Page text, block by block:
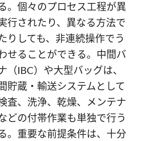
。個々のプロセス工程が異
行されたり、異なる方法で
りしても、非連続操作でう
せることができる。中間バ
（IBC）や大型バッグは、
貯蔵・輸送システムとして
査、洗浄、乾燥、メンテナ
どの付帯作業も単独で行う
。重要な前提条件は、十分